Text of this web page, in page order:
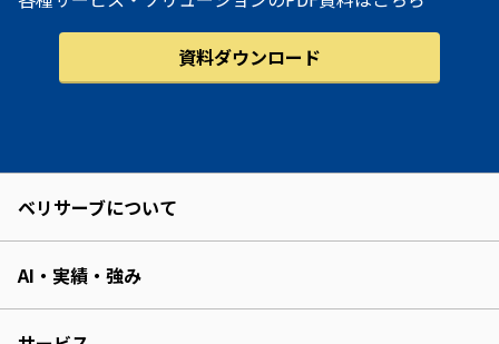
資料ダウンロード
ベリサーブについて
AI・実績・強み